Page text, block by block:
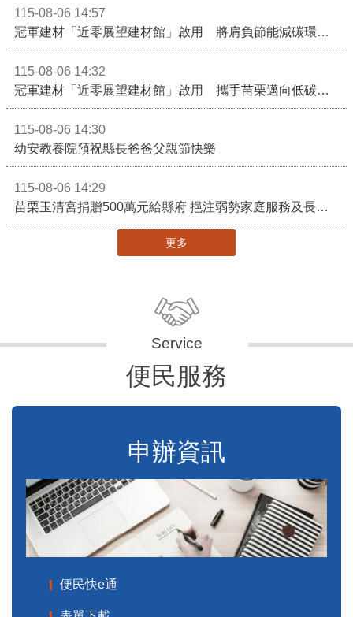
115-08-06 14:57
冠軍建材「近零展望建材館」啟用 將肩負節能減碳環境教育重任
115-08-06 14:32
冠軍建材「近零展望建材館」啟用 攜手苗栗邁向低碳建築新未來
115-08-06 14:30
幼安教養院預祝縣長爸爸父親節快樂
115-08-06 14:29
苗栗玉清宮捐贈500萬元給縣府 挹注弱勢家庭服務及長照醫療資源
更多
便民服務
申辦資訊
便民快e通